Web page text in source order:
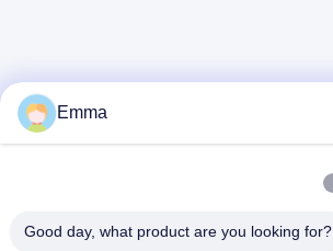
Emma
Good day, what product are you looking for?